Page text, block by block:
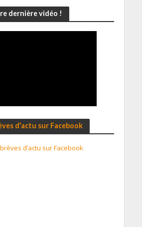
dernière vidéo !
d’actu sur Facebook
d’actu sur Facebook